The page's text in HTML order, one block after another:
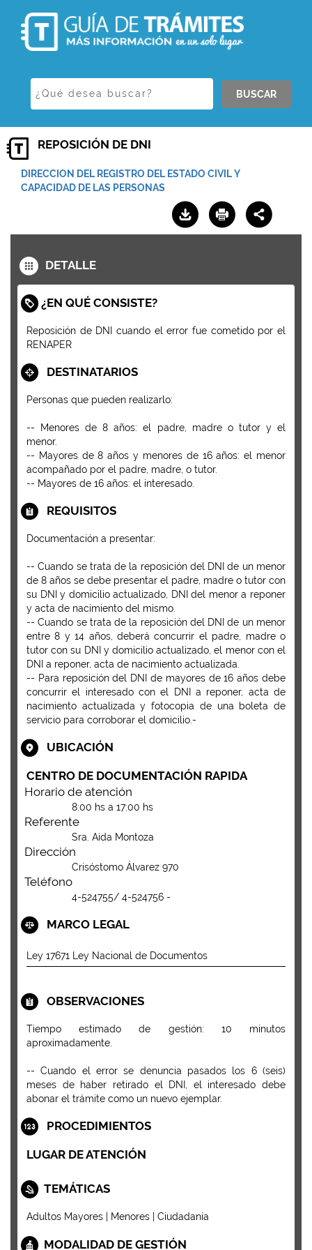
BUSCAR
REPOSICIÓN DE DNI
DIRECCION DEL REGISTRO DEL ESTADO CIVIL Y
CAPACIDAD DE LAS PERSONAS
DETALLE
¿EN QUÉ CONSISTE?
Reposición de DNI cuando el error fue cometido por el
RENAPER
DESTINATARIOS
Personas que pueden realizarlo:
-- Menores de 8 años: el padre, madre o tutor y el
menor.
-- Mayores de 8 años y menores de 16 años: el menor
acompañado por el padre, madre, o tutor.
-- Mayores de 16 años: el interesado.
REQUISITOS
Documentación a presentar:
-- Cuando se trata de la reposición del DNI de un menor
de 8 años se debe presentar el padre, madre o tutor con
su DNI y domicilio actualizado, DNI del menor a reponer
y acta de nacimiento del mismo.
-- Cuando se trata de la reposición del DNI de un menor
entre 8 y 14 años, deberá concurrir el padre, madre o
tutor con su DNI y domicilio actualizado, el menor con el
DNI a reponer, acta de nacimiento actualizada.
-- Para reposición del DNI de mayores de 16 años debe
concurrir el interesado con el DNI a reponer, acta de
nacimiento actualizada y fotocopia de una boleta de
servicio para corroborar el domicilio.-
UBICACIÓN
CENTRO DE DOCUMENTACIÓN RAPIDA
Horario de atención
8:00 hs a 17:00 hs
Referente
Sra. Aida Montoza
Dirección
Crisóstomo Álvarez 970
Teléfono
4-524755/ 4-524756 -
MARCO LEGAL
Ley 17671 Ley Nacional de Documentos
OBSERVACIONES
Tiempo estimado de gestión: 10 minutos
aproximadamente.
-- Cuando el error se denuncia pasados los 6 (seis)
meses de haber retirado el DNI, el interesado debe
abonar el trámite como un nuevo ejemplar.
PROCEDIMIENTOS
LUGAR DE ATENCIÓN
TEMÁTICAS
Adultos Mayores | Menores | Ciudadanía
MODALIDAD DE GESTIÓN